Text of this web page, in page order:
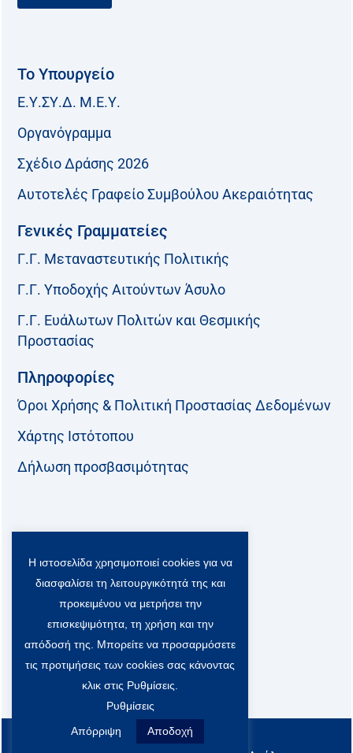
Το Υπουργείο
Ε.Υ.ΣΥ.Δ. Μ.Ε.Υ.
Οργανόγραμμα
Σχέδιο Δράσης 2026
Αυτοτελές Γραφείο Συμβούλου Ακεραιότητας
Γενικές Γραμματείες
Γ.Γ. Μεταναστευτικής Πολιτικής
Γ.Γ. Υποδοχής Αιτούντων Άσυλο
Γ.Γ. Ευάλωτων Πολιτών και Θεσμικής
Προστασίας
Πληροφορίες
Όροι Χρήσης & Πολιτική Προστασίας Δεδομένων
Χάρτης Ιστότοπου
Δήλωση προσβασιμότητας
F
a
o
k
T
w
i
t
t
e
r
-
x
c
L
i
n
k
e
d
i
n
Y
o
u
t
u
b
e
Viber Community:
All rights reserved
Η ιστοσελίδα χρησιμοποιεί cookies για να
διασφαλίσει τη λειτουργικότητά της και
προκειμένου να μετρήσει την
επισκεψιμότητα, τη χρήση και την
απόδοσή της. Μπορείτε να προσαρμόσετε
τις προτιμήσεις των cookies σας κάνοντας
κλικ στις Ρυθμίσεις.
Ρυθμίσεις
Απόρριψη Αποδοχή